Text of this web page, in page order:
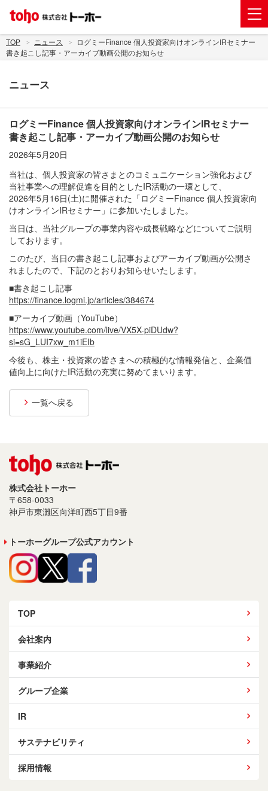
会社案内
グループ企業
株主・投資家情報
トーホーグループのサステナビリティ
ニュース
採用情報
お問い合わせ
電子公告
新規出店用地の募集
プライバシーポリシー
サイトご利用について
ソーシャルメディアポリシー
サイトマップ
TOP ニュース
ログミーFinance 個人投資家向けオンラインIRセミナー
書き起こし記事・アーカイブ動画公開のお知らせ
ニュース
ログミーFinance 個人投資家向けオンラインIRセミナー
書き起こし記事・アーカイブ動画公開のお知らせ
2026年5月20日
当社は、個人投資家の皆さまとのコミュニケーション強化および
当社事業への理解促進を目的としたIR活動の一環として、
2026年5月16日(土)に開催された「ログミーFinance 個人投資家向
けオンラインIRセミナー」に参加いたしました。
当日は、当社グループの事業内容や成長戦略などについてご説明
しております。
このたび、当日の書き起こし記事およびアーカイブ動画が公開さ
れましたので、下記のとおりお知らせいたします。
■書き起こし記事
https://finance.logmi.jp/articles/384674
■アーカイブ動画（YouTube）
https://www.youtube.com/live/VX5X-piDUdw?
si=sG_LUI7xw_m1iEIb
今後も、株主・投資家の皆さまへの積極的な情報発信と、企業価
値向上に向けたIR活動の充実に努めてまいります。
一覧へ戻る
株式会社トーホー
〒658-0033
神戸市東灘区向洋町西5丁目9番
トーホーグループ公式アカウント
TOP
会社案内
事業紹介
グループ企業
IR
サステナビリティ
採用情報